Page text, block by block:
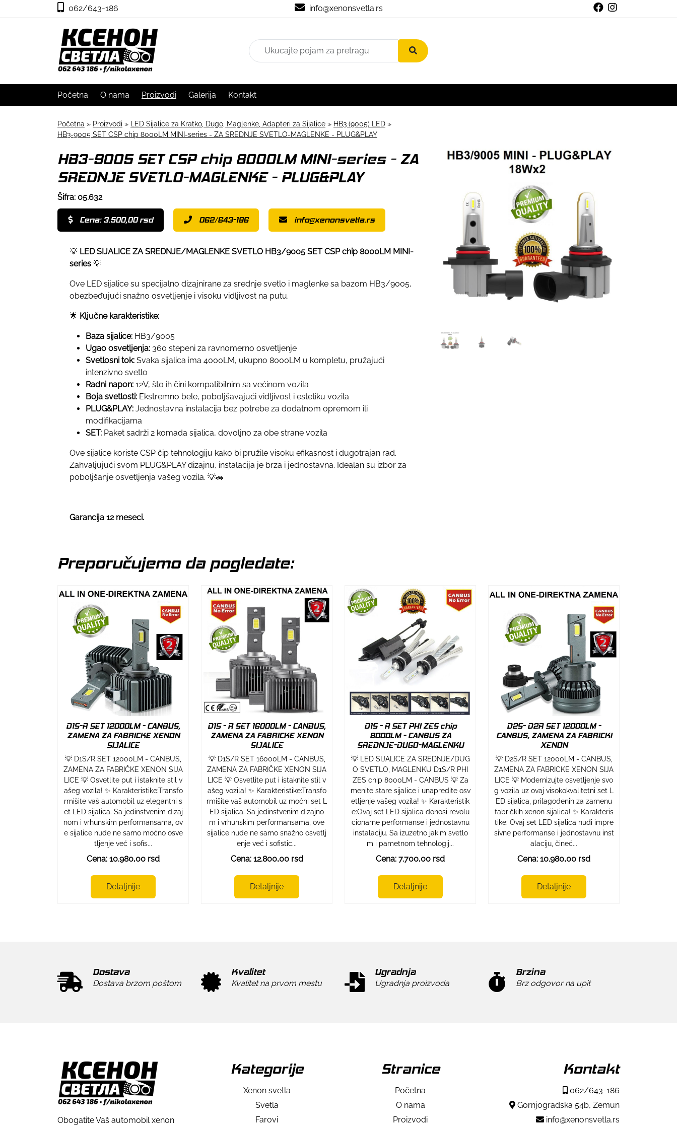
062/643-186 info@xenonsvetla.rs
Početna O nama Proizvodi Galerija Kontakt
Početna » Proizvodi » LED Sijalice za Kratko, Dugo, Maglenke, Adapteri za Sijalice » HB3 (9005) LED »
HB3-9005 SET CSP chip 8000LM MINI-series - ZA SREDNJE SVETLO-MAGLENKE - PLUG&PLAY
HB3-9005 SET CSP chip 8000LM MINI-series - ZA
SREDNJE SVETLO-MAGLENKE - PLUG&PLAY
Šifra: 05.632
Cena: 3.500,00 rsd 062/643-186 info@xenonsvetla.rs
💡 LED SIJALICE ZA SREDNJE/MAGLENKE SVETLO HB3/9005 SET CSP chip 8000LM MINI-
series 💡
Ove LED sijalice su specijalno dizajnirane za srednje svetlo i maglenke sa bazom HB3/9005,
obezbeđujući snažno osvetljenje i visoku vidljivost na putu.
🌟 Ključne karakteristike:
Baza sijalice: HB3/9005
Ugao osvetljenja: 360 stepeni za ravnomerno osvetljenje
Svetlosni tok: Svaka sijalica ima 4000LM, ukupno 8000LM u kompletu, pružajući
intenzivno svetlo
Radni napon: 12V, što ih čini kompatibilnim sa većinom vozila
Boja svetlosti: Ekstremno bele, poboljšavajući vidljivost i estetiku vozila
PLUG&PLAY: Jednostavna instalacija bez potrebe za dodatnom opremom ili
modifikacijama
SET: Paket sadrži 2 komada sijalica, dovoljno za obe strane vozila
Ove sijalice koriste CSP čip tehnologiju kako bi pružile visoku efikasnost i dugotrajan rad.
Zahvaljujući svom PLUG&PLAY dizajnu, instalacija je brza i jednostavna. Idealan su izbor za
poboljšanje osvetljenja vašeg vozila. 💡🚗
Garancija 12 meseci.
Preporučujemo da pogledate:
D1S-R SET 12000LM - CANBUS,
ZAMENA ZA FABRICKE XENON
SIJALICE
💡 D1S/R SET 12000LM - CANBUS,
ZAMENA ZA FABRIČKE XENON SIJA
LICE 💡 Osvetlite put i istaknite stil v
ašeg vozila! ✨ Karakteristike:Transfo
rmišite vaš automobil uz elegantni s
et LED sijalica. Sa jedinstvenim dizaj
nom i vrhunskim performansama, ov
e sijalice nude ne samo moćno osve
tljenje već i sofis...
Cena: 10.980,00 rsd
Detaljnije
D1S - R SET 16000LM - CANBUS,
ZAMENA ZA FABRICKE XENON
SIJALICE
💡 D1S/R SET 16000LM - CANBUS,
ZAMENA ZA FABRIČKE XENON SIJA
LICE 💡 Osvetlite put i istaknite stil v
ašeg vozila! ✨ Karakteristike:Transfo
rmišite vaš automobil uz moćni set L
ED sijalica. Sa jedinstvenim dizajno
m i vrhunskim performansama, ove
sijalice nude ne samo snažno osvetlj
enje već i sofistic...
Cena: 12.800,00 rsd
Detaljnije
D1S - R SET PHI ZES chip
8000LM - CANBUS ZA
SREDNJE-DUGO-MAGLENKU
💡 LED SIJALICE ZA SREDNJE/DUG
O SVETLO, MAGLENKU D1S/R PHI
ZES chip 8000LM - CANBUS 💡 Za
menite stare sijalice i unapredite osv
etljenje vašeg vozila! ✨ Karakteristik
e:Ovaj set LED sijalica donosi revolu
cionarne performanse i jednostavnu
instalaciju. Sa izuzetno jakim svetlo
m i pametnom tehnologij...
Cena: 7.700,00 rsd
Detaljnije
D2S- D2R SET 12000LM -
CANBUS, ZAMENA ZA FABRICKI
XENON
💡 D2S/R SET 12000LM - CANBUS,
ZAMENA ZA FABRICKE XENON SIJA
LICE 💡 Modernizujte osvetljenje svo
g vozila uz ovaj visokokvalitetni set L
ED sijalica, prilagođenih za zamenu
fabričkih xenon sijalica! ✨ Karakteris
tike: Ovaj set LED sijalica nudi impre
sivne performanse i jednostavnu inst
alaciju, čineć...
Cena: 10.980,00 rsd
Detaljnije
Dostava
Dostava brzom poštom
Kvalitet
Kvalitet na prvom mestu
Ugradnja
Ugradnja proizvoda
Brzina
Brz odgovor na upit
Obogatite Vaš automobil xenon
Kategorije
Xenon svetla
Svetla
Farovi
Stranice
Početna
O nama
Proizvodi
Kontakt
062/643-186
Gornjogradska 54b, Zemun
info@xenonsvetla.rs